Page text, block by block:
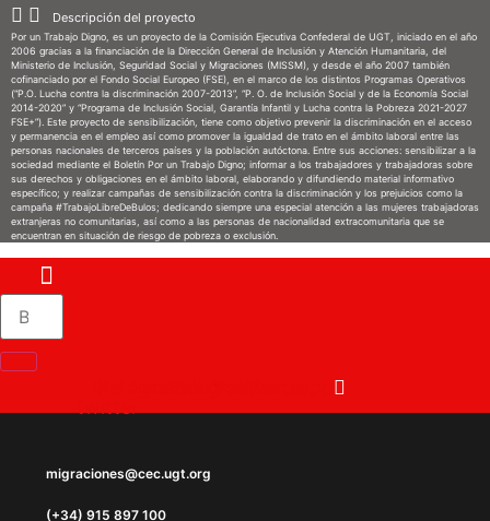
Ir
al
contenido
Descripción del proyecto
Por un Trabajo Digno, es un proyecto de la Comisión Ejecutiva Confederal de UGT, iniciado en el año
2006 gracias a la financiación de la Dirección General de Inclusión y Atención Humanitaria, del
Ministerio de Inclusión, Seguridad Social y Migraciones (MISSM), y desde el año 2007 también
cofinanciado por el Fondo Social Europeo (FSE), en el marco de los distintos Programas Operativos
(“P.O. Lucha contra la discriminación 2007-2013”, “P. O. de Inclusión Social y de la Economía Social
2014-2020” y “Programa de Inclusión Social, Garantía Infantil y Lucha contra la Pobreza 2021-2027
FSE+”). Este proyecto de sensibilización, tiene como objetivo prevenir la discriminación en el acceso
y permanencia en el empleo así como promover la igualdad de trato en el ámbito laboral entre las
personas nacionales de terceros países y la población autóctona. Entre sus acciones: sensibilizar a la
sociedad mediante el Boletín Por un Trabajo Digno; informar a los trabajadores y trabajadoras sobre
sus derechos y obligaciones en el ámbito laboral, elaborando y difundiendo material informativo
específico; y realizar campañas de sensibilización contra la discriminación y los prejuicios como la
campaña #TrabajoLibreDeBulos; dedicando siempre una especial atención a las mujeres trabajadoras
extranjeras no comunitarias, así como a las personas de nacionalidad extracomunitaria que se
encuentran en situación de riesgo de pobreza o exclusión.
migraciones@cec.ugt.org
(+34) 915 897 100